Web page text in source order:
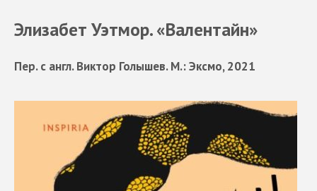
Элизабет Уэтмор. «Валентайн»
Пер. с англ. Виктор Голышев. М.: Эксмо, 2021